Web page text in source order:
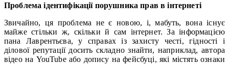
Проблема ідентифікації порушника прав в інтернеті
Звичайно, ця проблема не є новою, і, мабуть, вона існує
майже стільки ж, скільки й сам інтернет. За інформацією
пана Лаврентьєва, у справах із захисту честі, гідності і
ділової репутації досить складно знайти, наприклад, автора
відео на YouTube або допису на фейсбуці, які містять ознаки